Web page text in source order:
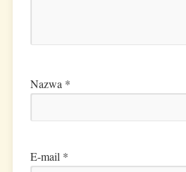
Nazwa *
E-mail *